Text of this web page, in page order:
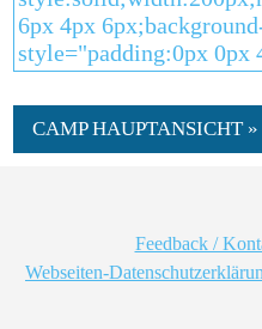
CAMP HAUPTANSICHT »
Feedback /
Webseiten-